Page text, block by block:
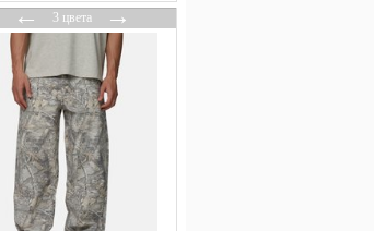
←3 цвета→